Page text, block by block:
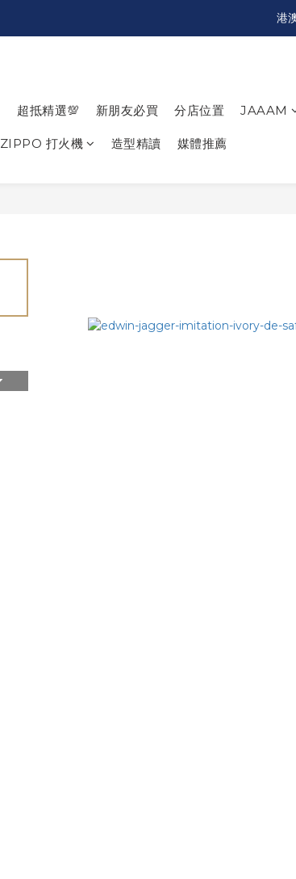
港
超抵精選💯 新朋友必買 分店位置 JAAAM
ZIPPO 打火機 造型精讀 媒體推薦